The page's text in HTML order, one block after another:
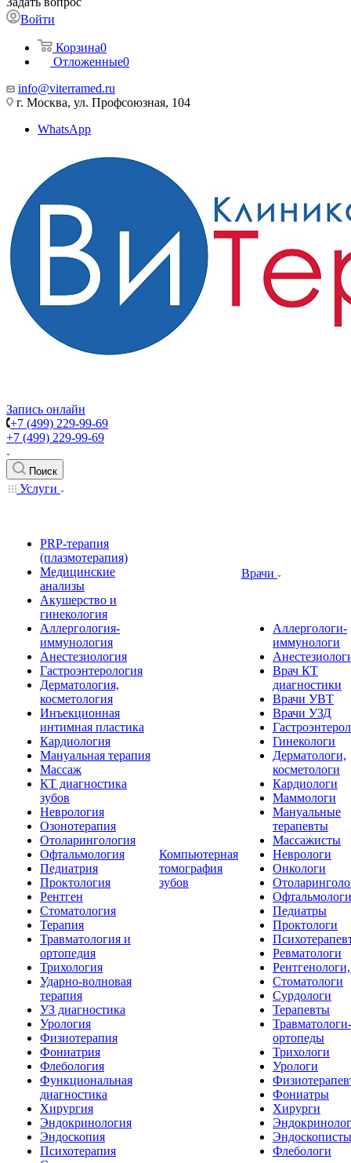
Войти
Корзина0
Отложенные0
info@viterramed.ru
г. Москва, ул. Профсоюзная, 104
WhatsApp
Запись онлайн
+7 (499) 229-99-69
+7 (499) 229-99-69
Поиск
Услуги
PRP-терапия
(плазмотерапия)
Медицинские
анализы
Акушерство и
гинекология
Аллергология-
иммунология
Анестезиология
Гастроэнтерология
Дерматология,
косметология
Инъекционная
интимная пластика
Кардиология
Мануальная терапия
Массаж
КТ диагностика
зубов
Неврология
Озонотерапия
Отоларингология
Офтальмология
Педиатрия
Проктология
Рентген
Стоматология
Терапия
Травматология и
ортопедия
Трихология
Ударно-волновая
терапия
УЗ диагностика
Урология
Физиотерапия
Фониатрия
Флебология
Функциональная
диагностика
Хирургия
Эндокринология
Эндоскопия
Психотерапия
Компьютерная
томография
зубов
Врачи
Аллергологи-
иммунологи
Врач КТ
диагностики
Врачи УВТ
Врачи УЗД
Гинекологи
Дерматологи,
косметологи
Кардиологи
Маммологи
Мануальные
терапевты
Массажисты
Неврологи
Онкологи
Офтальмологи
Педиатры
Проктологи
Ревматологи
Стоматологи
Сурдологи
Терапевты
Травматологи-
ортопеды
Трихологи
Урологи
Фониатры
Хирурги
Эндоскописты
Флебологи